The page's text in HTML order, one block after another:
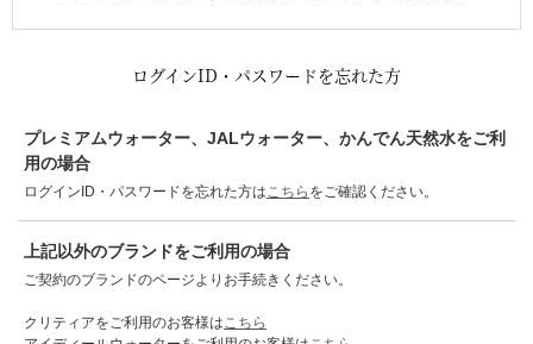
ログインID・パスワードを忘れた方
プレミアムウォーター、JALウォーター、かんでん天然水をご利
用の場合
ログインID・パスワードを忘れた方はこちら をご確認ください。
上記以外のブランドをご利用の場合
ご契約のブランドのページよりお手続きください。
クリティアをご利用のお客様はこちら